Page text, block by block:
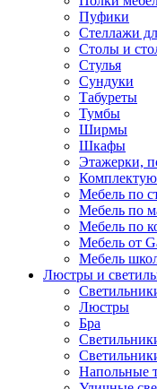
Пуфики
Стеллажи
Столы и
Стулья
Сундуки
Табуреты
Тумбы
Ширмы
Шкафы
Этажерки,
Мебель по
Мебель по
Мебель по
Мебель от
Мебель
Люстры и
Люстры
Бра
Напольные